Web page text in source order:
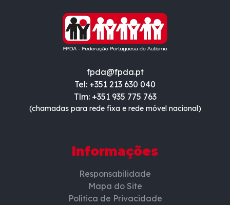
fpda@fpda.pt
Tel: +351 213 630 040
Tlm: +351 935 775 763
(chamadas para rede fixa e rede móvel nacional)
Informações
Responsabilidade
Mapa do Site
Política de Privacidade